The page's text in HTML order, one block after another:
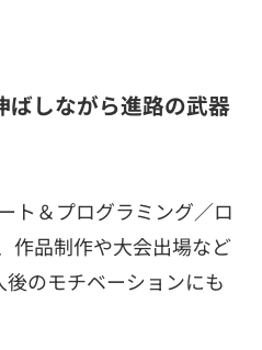
ばしながら進路の武器
ト＆プログラミング／ロ
作品制作や大会出場など
のモチベーションにも